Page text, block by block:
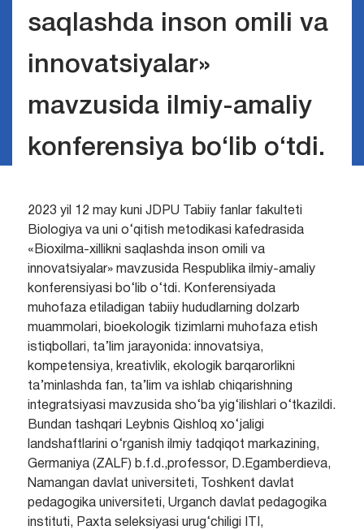
saqlashda inson omili va
innovatsiyalar»
mavzusida ilmiy-amaliy
konferensiya bo‘lib o‘tdi.
2023 yil 12 may kuni JDPU Tabiiy fanlar fakulteti
Biologiya va uni o‘qitish metodikasi kafedrasida
«Bioxilma-xillikni saqlashda inson omili va
innovatsiyalar» mavzusida Respublika ilmiy-amaliy
konferensiyasi bo‘lib o‘tdi. Konferensiyada
muhofaza etiladigan tabiiy hududlarning dolzarb
muammolari, bioekologik tizimlarni muhofaza etish
istiqbollari, ta’lim jarayonida: innovatsiya,
kompetensiya, kreativlik, ekologik barqarorlikni
ta’minlashda fan, ta’lim va ishlab chiqarishning
integratsiyasi mavzusida sho‘ba yig‘ilishlari o‘tkazildi.
Bundan tashqari Leybnis Qishloq xo‘jaligi
landshaftlarini o‘rganish ilmiy tadqiqot markazining,
Germaniya (ZALF) b.f.d.,professor, D.Egamberdieva,
Namangan davlat universiteti, Toshkent davlat
pedagogika universiteti, Urganch davlat pedagogika
instituti, Paxta seleksiyasi urug‘chiligi ITI,